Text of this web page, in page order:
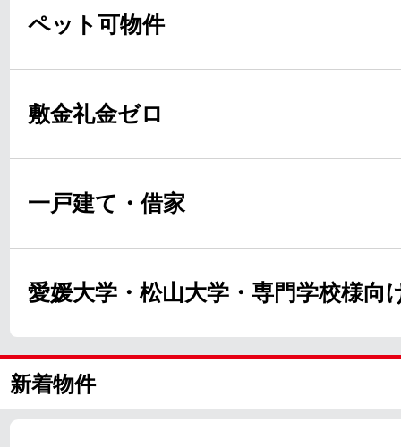
ペット可物件
敷金礼金ゼロ
一戸建て・借家
愛媛大学・松山大学・専門学校様向
新着物件